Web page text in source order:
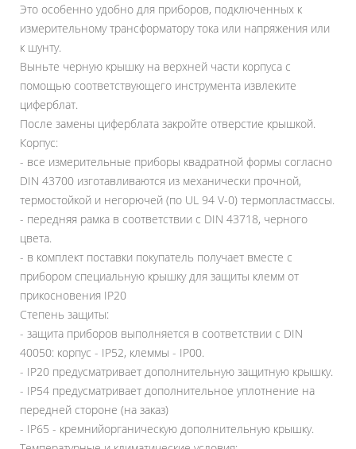
Это особенно удобно для приборов, подключенных к
измерительному трансформатору тока или напряжения или
к шунту.
Выньте черную крышку на верхней части корпуса с
помощью соответствующего инструмента извлеките
циферблат.
После замены циферблата закройте отверстие крышкой.
Корпус:
- все измерительные приборы квадратной формы согласно
DIN 43700 изготавливаются из механически прочной,
термостойкой и негорючей (по UL 94 V-0) термопластмассы.
- передняя рамка в соответствии с DIN 43718, черного
цвета.
- в комплект поставки покупатель получает вместе с
прибором специальную крышку для защиты клемм от
прикосновения IP20
Степень защиты:
- защита приборов выполняется в соответствии с DIN
40050: корпус - IP52, клеммы - IP00.
- IP20 предусматривает дополнительную защитную крышку.
- IP54 предусматривает дополнительное уплотнение на
передней стороне (на заказ)
- IP65 - кремнийорганическую дополнительную крышку.